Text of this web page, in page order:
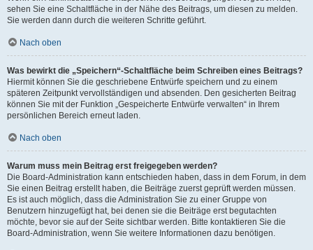
sehen Sie eine Schaltfläche in der Nähe des Beitrags, um diesen zu melden.
Sie werden dann durch die weiteren Schritte geführt.
Nach oben
Was bewirkt die „Speichern“-Schaltfläche beim Schreiben eines Beitrags?
Hiermit können Sie die geschriebene Entwürfe speichern und zu einem
späteren Zeitpunkt vervollständigen und absenden. Den gesicherten Beitrag
können Sie mit der Funktion „Gespeicherte Entwürfe verwalten“ in Ihrem
persönlichen Bereich erneut laden.
Nach oben
Warum muss mein Beitrag erst freigegeben werden?
Die Board-Administration kann entschieden haben, dass in dem Forum, in dem
Sie einen Beitrag erstellt haben, die Beiträge zuerst geprüft werden müssen.
Es ist auch möglich, dass die Administration Sie zu einer Gruppe von
Benutzern hinzugefügt hat, bei denen sie die Beiträge erst begutachten
möchte, bevor sie auf der Seite sichtbar werden. Bitte kontaktieren Sie die
Board-Administration, wenn Sie weitere Informationen dazu benötigen.